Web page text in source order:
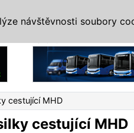
cestující MHD
cestující MHD
návštěvnosti soubory